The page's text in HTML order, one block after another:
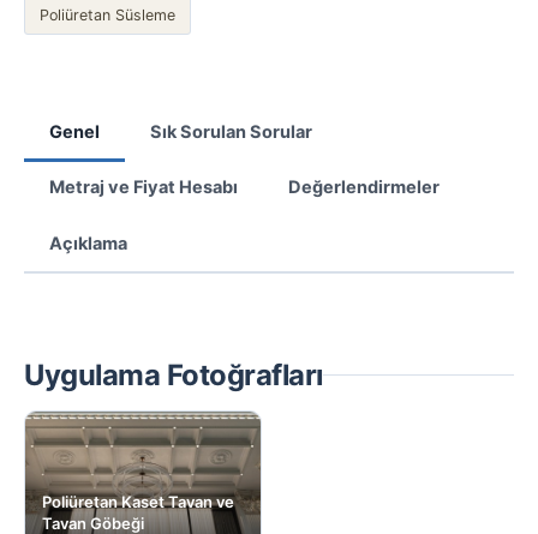
Poliüretan Süsleme
Genel Sık Sorulan Sorular
Metraj ve Fiyat Hesabı Değerlendirmeler
Açıklama
Uygulama Fotoğrafları
Poliüretan Kaset Tavan ve
Tavan Göbeği